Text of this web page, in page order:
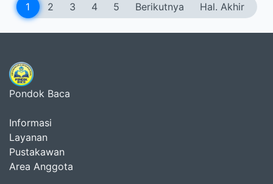
1 2 3 4 5 Berikutnya Hal. Akhir
Pondok Baca
Informasi
Layanan
Pustakawan
Area Anggota